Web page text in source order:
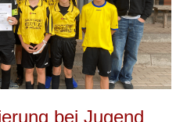
bei Jugend